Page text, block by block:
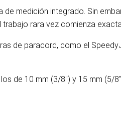
medición integrado. Sin
rara vez comienza
de paracord, como el
de 10 mm (3/8") y 15 mm (5/